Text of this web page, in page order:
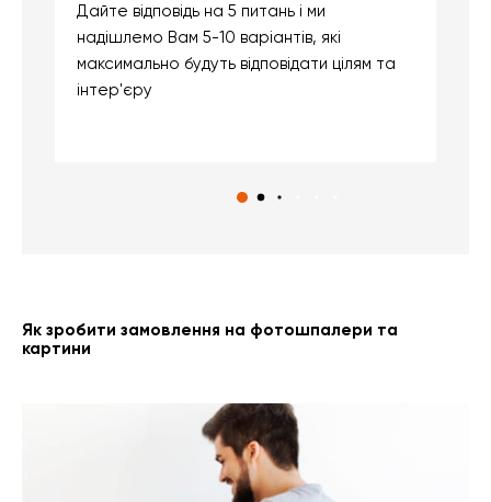
Дайте відповідь на 5 питань і ми
надішлемо Вам 5-10 варіантів, які
максимально будуть відповідати цілям та
інтер'єру
Як зробити замовлення на фотошпалери та
картини